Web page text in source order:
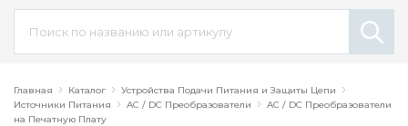
Главная Каталог
Устройства Подачи Питания и Защиты Цепи
Источники Питания
AC / DC Преобразователи
AC / DC Преобразователи
на Печатную Плату
Цепи
Оборудование